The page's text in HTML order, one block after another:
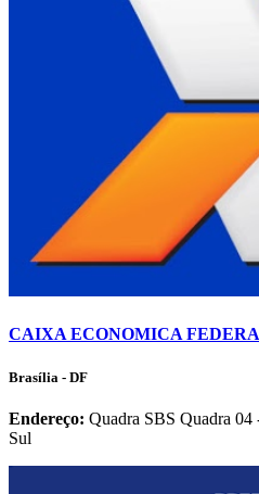
CAIXA ECONOMICA
Brasília - DF
Endereço: Quadra SBS Quadra 04
Sul